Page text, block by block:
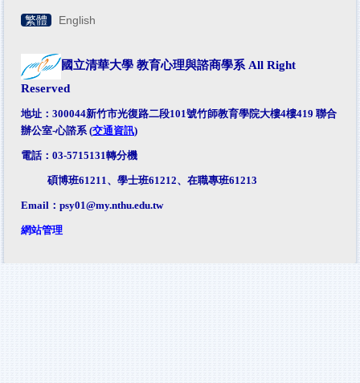
繁體 English
國立清華大學 教育心理與諮商學系 All Right
Reserved
地址：300044新竹市光復路二段101號竹師教育學院大樓4樓419 聯合
辦公室-心諮系 (交通資訊)
電話：03-5715131轉分機
碩博班61211、學士班61212、在職專班61213
Email： psy01@my.nthu.edu.tw
網站管理